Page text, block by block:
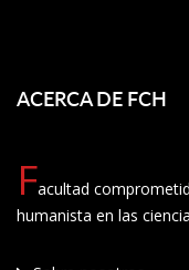
ACERCA DE FCH
Facultad
humanista en las